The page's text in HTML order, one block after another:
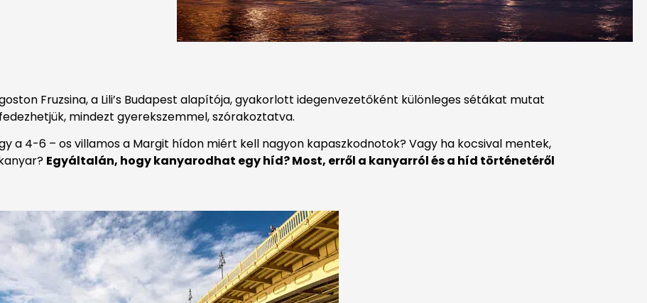
Fruzsina, a Lili’s Budapest alapítója, gyakorlott idegenvezetőként különleges sétákat mutat
mindezt gyerekszemmel, szórakoztatva.
a 4-6 – os villamos a Margit hídon miért kell nagyon kapaszkodnotok? Vagy ha kocsival mentek,
Egyáltalán, hogy kanyarodhat egy híd? Most, erről a kanyarról és a híd történetéről